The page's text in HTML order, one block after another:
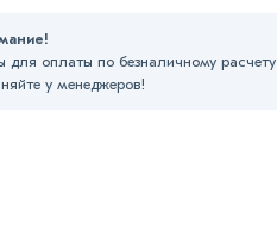
для оплаты по безналичному расчету
у менеджеров!
долговечности